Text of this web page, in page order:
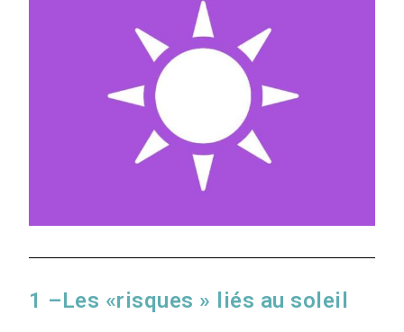
1 –Les «risques » liés au soleil